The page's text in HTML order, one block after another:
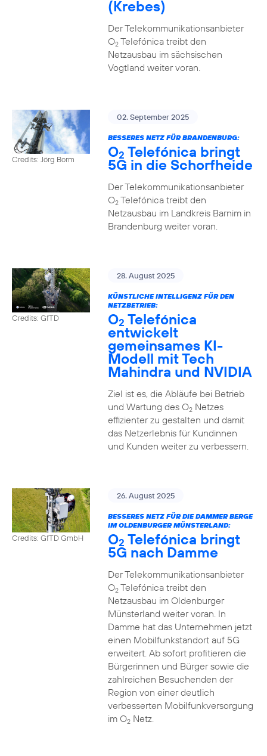
(Krebes)
Der Telekommunikationsanbieter
O2Telefónica treibt den
Netzausbau im sächsischen
Vogtland weiter voran.
Credits: Jörg Borm
02. September 2025
BESSERES NETZ FÜR BRANDENBURG:
O2 Telefónica bringt
5G in die Schorfheide
Der Telekommunikationsanbieter
O2Telefónica treibt den
Netzausbau im Landkreis Barnim in
Brandenburg weiter voran.
Credits: GfTD
28. August 2025
KÜNSTLICHE INTELLIGENZ FÜR DEN
NETZBETRIEB:
O2 Telefónica
entwickelt
gemeinsames KI-
Modell mit Tech
Mahindra und NVIDIA
Ziel ist es, die Abläufe bei Betrieb
und Wartung des O2Netzes
effizienter zu gestalten und damit
das Netzerlebnis für Kundinnen
und Kunden weiter zu verbessern.
Credits: GfTD GmbH
26. August 2025
BESSERES NETZ FÜR DIE DAMMER BERGE
IM OLDENBURGER MÜNSTERLAND:
O2 Telefónica bringt
5G nach Damme
Der Telekommunikationsanbieter
O2Telefónica treibt den
Netzausbau im Oldenburger
Münsterland weiter voran. In
Damme hat das Unternehmen jetzt
einen Mobilfunkstandort auf 5G
erweitert. Ab sofort profitieren die
Bürgerinnen und Bürger sowie die
zahlreichen Besuchenden der
Region von einer deutlich
verbesserten Mobilfunkversorgung
im O2Netz.